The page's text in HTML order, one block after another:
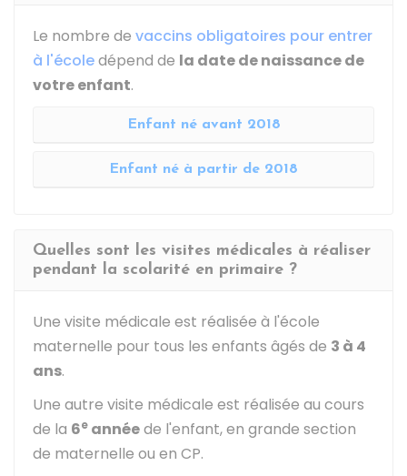
Le nombre de vaccins obligatoires pour entrer
à l'écoledépend de la date de naissance de
votre enfant.
Enfant né avant 2018
Enfant né à partir de 2018
Quelles sont les visites médicales à réaliser
pendant la scolarité en primaire ?
Une visite médicale est réalisée à l'école
maternelle pour tous les enfants âgés de 3 à 4
ans.
Une autre visite médicale est réalisée au cours
de la 6e annéede l'enfant, en grande section
de maternelle ou en CP.